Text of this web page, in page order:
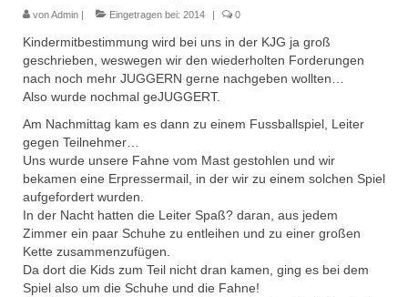
Freizeit 2026
Datenschutz
Impressum
Downloads
vonAdmin | Eingetragen bei: 2014 | 0
Kindermitbestimmung wird bei uns in der KJG ja groß
geschrieben, weswegen wir den wiederholten Forderungen
nach noch mehr JUGGERN gerne nachgeben wollten…
Also wurde nochmal geJUGGERT.
Am Nachmittag kam es dann zu einem Fussballspiel, Leiter
gegen Teilnehmer…
Uns wurde unsere Fahne vom Mast gestohlen und wir
bekamen eine Erpressermail, in der wir zu einem solchen Spiel
aufgefordert wurden.
In der Nacht hatten die Leiter Spaß? daran, aus jedem
Zimmer ein paar Schuhe zu entleihen und zu einer großen
Kette zusammenzufügen.
Da dort die Kids zum Teil nicht dran kamen, ging es bei dem
Spiel also um die Schuhe und die Fahne!